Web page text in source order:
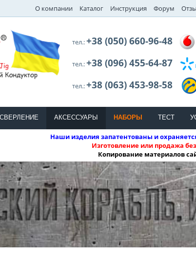
О компании Каталог Инструкция Форум
тел.:+38 (050) 660-96-48
тел.:+38 (096) 455-64-87
тел.:+38 (063) 453-98-58
СВЕРЛЕНИЕ АКСЕССУАРЫ НАБОРЫ ТЕСТ
Наши изделия запатентованы и
Изготовление или продажа
Копирование материалов